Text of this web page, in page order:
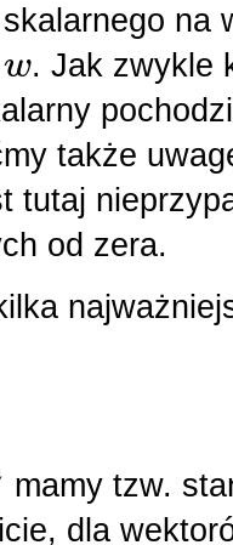
na
w. Jak zwykle
także
tutaj
od zera.
mamy tzw.
dla